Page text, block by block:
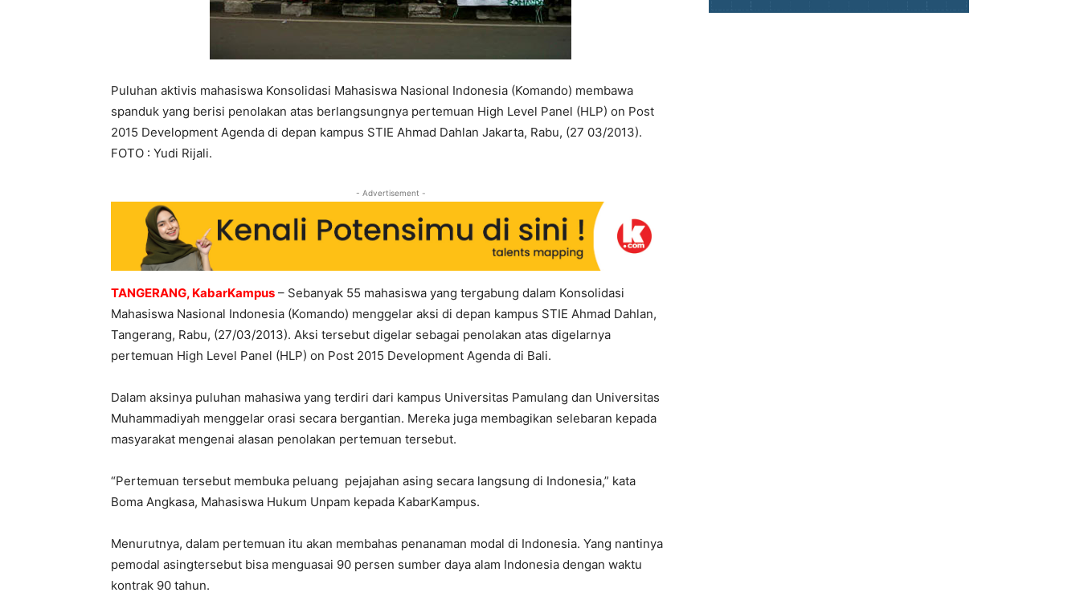
Puluhan aktivis mahasiswa Konsolidasi Mahasiswa Nasional Indonesia (Komando) membawa
spanduk yang berisi penolakan atas berlangsungnya pertemuan High Level Panel (HLP) on Post
2015 Development Agenda di depan kampus STIE Ahmad Dahlan Jakarta, Rabu, (27 03/2013).
FOTO : Yudi Rijali.
- Advertisement -
TANGERANG, KabarKampus – Sebanyak 55 mahasiswa yang tergabung dalam Konsolidasi
Mahasiswa Nasional Indonesia (Komando) menggelar aksi di depan kampus STIE Ahmad Dahlan,
Tangerang, Rabu, (27/03/2013). Aksi tersebut digelar sebagai penolakan atas digelarnya
pertemuan High Level Panel (HLP) on Post 2015 Development Agenda di Bali.
Dalam aksinya puluhan mahasiwa yang terdiri dari kampus Universitas Pamulang dan Universitas
Muhammadiyah menggelar orasi secara bergantian. Mereka juga membagikan selebaran kepada
masyarakat mengenai alasan penolakan pertemuan tersebut.
“Pertemuan tersebut membuka peluang pejajahan asing secara langsung di Indonesia,” kata
Boma Angkasa, Mahasiswa Hukum Unpam kepada KabarKampus.
Menurutnya, dalam pertemuan itu akan membahas penanaman modal di Indonesia. Yang nantinya
pemodal asingtersebut bisa menguasai 90 persen sumber daya alam Indonesia dengan waktu
kontrak 90 tahun.